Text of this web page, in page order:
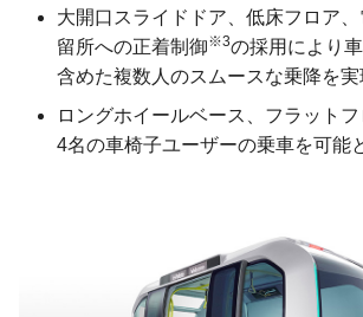
大開口スライドドア、低床フロア
留所への正着制御※3の採用により
含めた複数人のスムースな乗降を実
ロングホイールベース、フラット
4名の車椅子ユーザーの乗車を可能